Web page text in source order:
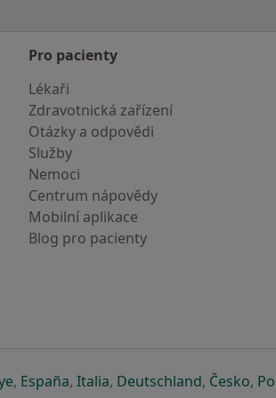
Pro pacienty
Lékaři
Zdravotnická zařízení
Otázky a odpovědi
Služby
Nemoci
Centrum nápovědy
Mobilní aplikace
Blog pro pacienty
v nové záložce
se otevře v nové záložce
, Españase otevře v nové záložce
, Italiase otevře v nové záložce
, Deutschlandse otevře
, Českose
,